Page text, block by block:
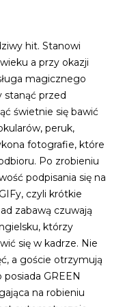
hit. Stanowi
a przy okazji
magicznego
stanąć przed
świetnie się bawić
peruk,
fotografie, które
Po zrobieniu
podpisania się na
czyli krótkie
zabawą czuwają
którzy
się w kadrze. Nie
a goście otrzymują
GREEN
na robieniu